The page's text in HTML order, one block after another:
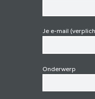
Je e-mail
Onderwerp